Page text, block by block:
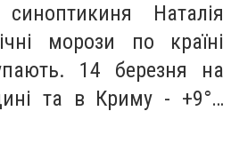
Наталія
морози по країні
14 березня на
та в Криму - +9°…